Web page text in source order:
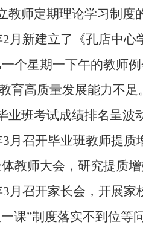
教师定期理论学习制度
2月新建立了《孔店中
个星期一下午的教师
育高质量发展能力不足
业班考试成绩排名呈波
3月召开毕业班教师提质
教师大会，研究提质
3月召开家长会，开展
课”制度落实不到位等